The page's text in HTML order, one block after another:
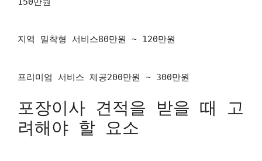
지역 밀착형 서비스80만원 ~ 120만원
프리미엄 서비스 제공200만원 ~ 300만원
포장이사 견적을 받을 때 고
려해야 할 요소